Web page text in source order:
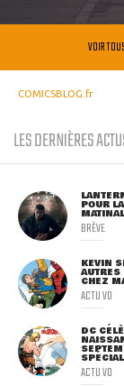
VOIR
COMICSBLOG.fr
LES DERNIÈRES
POUR
BRÈVE
KEVIN
CHEZ
ACTU VO
DC
ACTU VO